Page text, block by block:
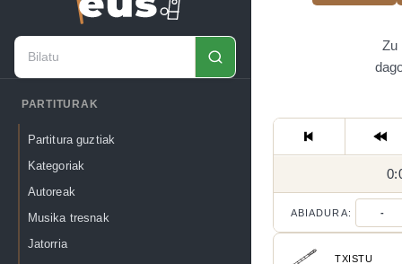
PARTITURAK
Partitura guztiak
Kategoriak
Autoreak
Musika tresnak
Jatorria
Zu
ABIADURA: -
TXISTU